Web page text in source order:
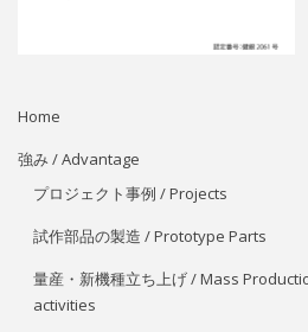
Home
強み / Advantage
プロジェクト事例 / Projects
試作部品の製造 / Prototype Parts
量産・新機種立ち上げ / Mass
activities